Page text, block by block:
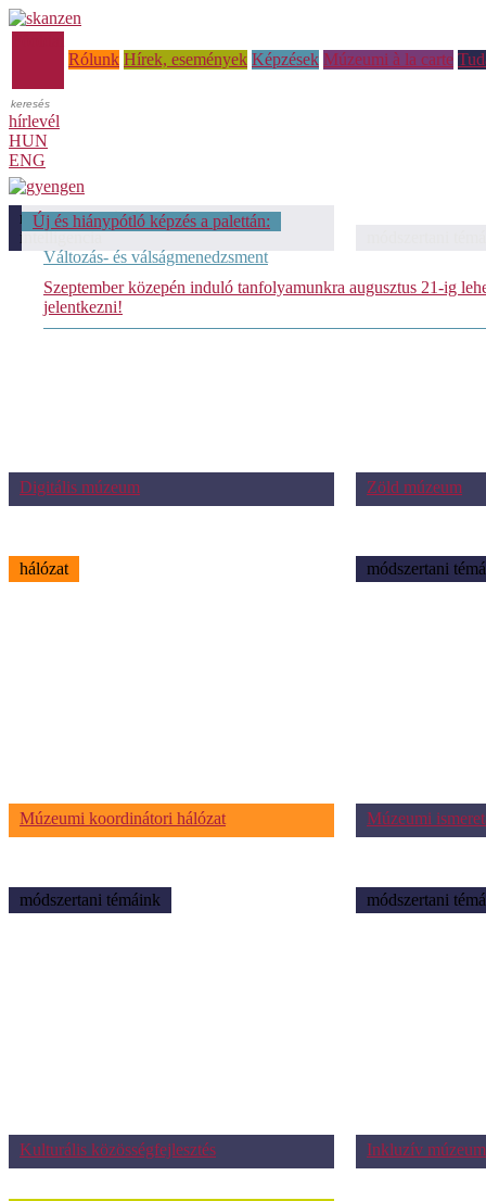
Rólunk Hírek, események Képzések Múzeumi à la carte
hírlevél
HUN
ENG
Új és hiánypótló képzés a palettán:
Változás- és válságmenedzsment
Szeptember közepén induló tanfolyamunkra augusztus 21-ig
jelentkezni!
módszertani témáink: Mesterséges
intelligencia
Digitális múzeum Zöld múzeum
hálózat
Múzeumi koordinátori hálózat
módszertani
Múzeumi
módszertani témáink
Kulturális közösségfejlesztés
módszertani
Inkluzív múzeum